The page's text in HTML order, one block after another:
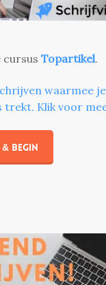
cursus Topartikel.
waarmee
trekt. Klik voor
begin